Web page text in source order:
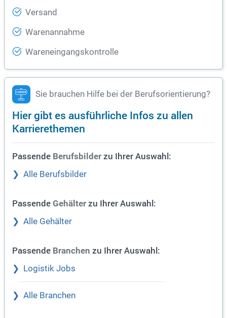
Versand
Warenannahme
Wareneingangskontrolle
Sie brauchen Hilfe bei der Berufsorientierung?
Hier gibt es ausführliche Infos zu allen
Karrierethemen
Passende Berufsbilder zu Ihrer Auswahl:
Alle Berufsbilder
Passende Gehälter zu Ihrer Auswahl:
Alle Gehälter
Passende Branchen zu Ihrer Auswahl:
Logistik Jobs
Alle Branchen